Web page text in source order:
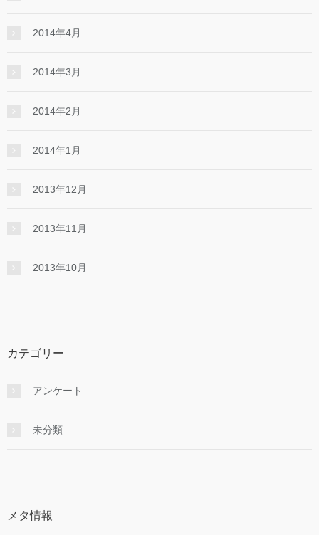
2014年4月
2014年3月
2014年2月
2014年1月
2013年12月
2013年11月
2013年10月
カテゴリー
アンケート
未分類
メタ情報